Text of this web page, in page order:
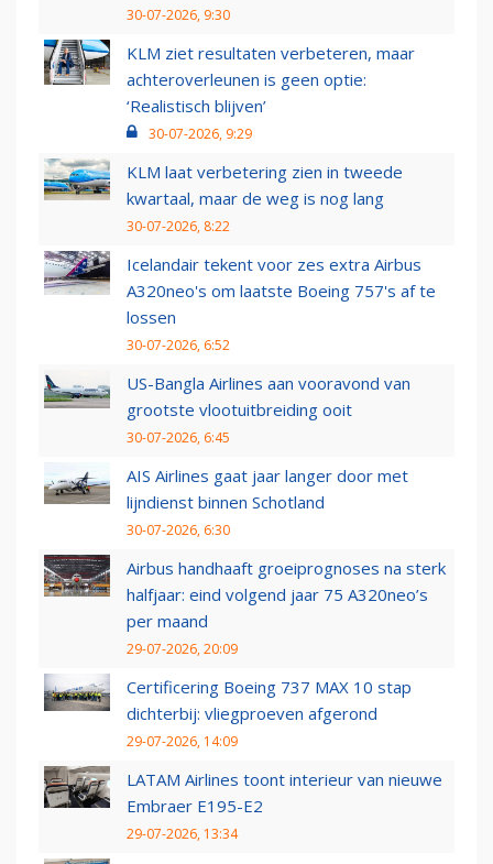
30-07-2026, 9:30
KLM ziet resultaten verbeteren, maar
achteroverleunen is geen optie:
‘Realistisch blijven’
30-07-2026, 9:29
KLM laat verbetering zien in tweede
kwartaal, maar de weg is nog lang
30-07-2026, 8:22
Icelandair tekent voor zes extra Airbus
A320neo's om laatste Boeing 757's af te
lossen
30-07-2026, 6:52
US-Bangla Airlines aan vooravond van
grootste vlootuitbreiding ooit
30-07-2026, 6:45
AIS Airlines gaat jaar langer door met
lijndienst binnen Schotland
30-07-2026, 6:30
Airbus handhaaft groeiprognoses na sterk
halfjaar: eind volgend jaar 75 A320neo’s
per maand
29-07-2026, 20:09
Certificering Boeing 737 MAX 10 stap
dichterbij: vliegproeven afgerond
29-07-2026, 14:09
LATAM Airlines toont interieur van nieuwe
Embraer E195-E2
29-07-2026, 13:34